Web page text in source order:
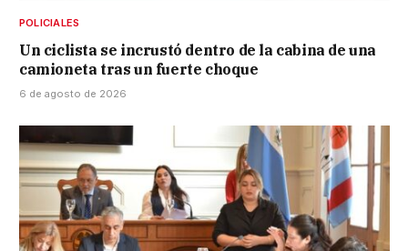
POLICIALES
Un ciclista se incrustó dentro de la cabina de una
camioneta tras un fuerte choque
6 de agosto de 2026